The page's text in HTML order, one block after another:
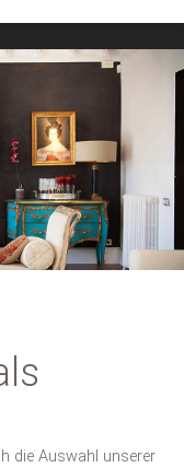
die Auswahl unserer